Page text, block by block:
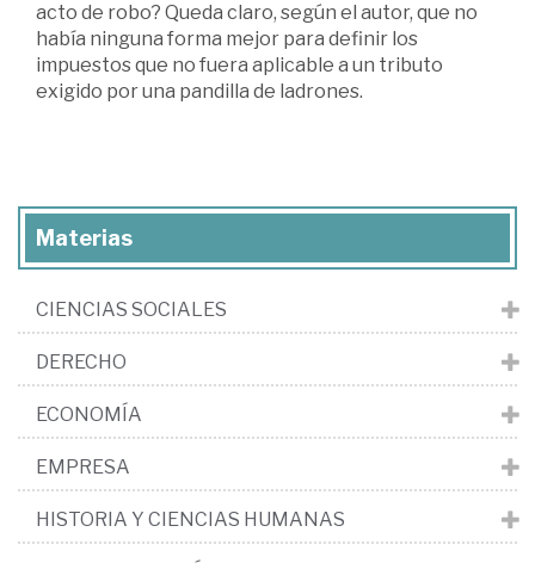
acto de robo? Queda claro, según el autor, que no
había ninguna forma mejor para definir los
impuestos que no fuera aplicable a un tributo
exigido por una pandilla de ladrones.
Materias
CIENCIAS SOCIALES
DERECHO
ECONOMÍA
EMPRESA
HISTORIA Y CIENCIAS HUMANAS